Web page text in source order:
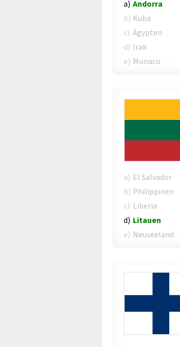
a) Andorra
b) Kuba
c) Ägypten
d) Irak
e) Monaco
a) El Salvador
b) Philippinen
c) Liberia
d) Litauen
e) Neuseeland